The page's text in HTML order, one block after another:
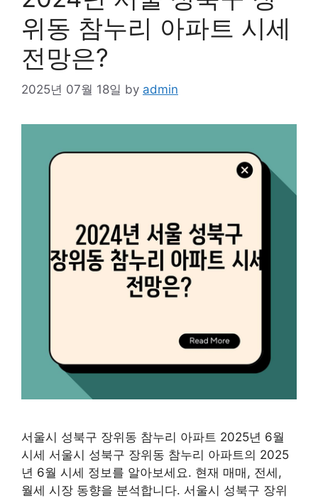
위동 참누리 아파트 시세
전망은?
2025년 07월 18일 by admin
서울시 성북구 장위동 참누리 아파트 2025년 6월
시세 서울시 성북구 장위동 참누리 아파트의 2025
년 6월 시세 정보를 알아보세요. 현재 매매, 전세,
월세 시장 동향을 분석합니다. 서울시 성북구 장위